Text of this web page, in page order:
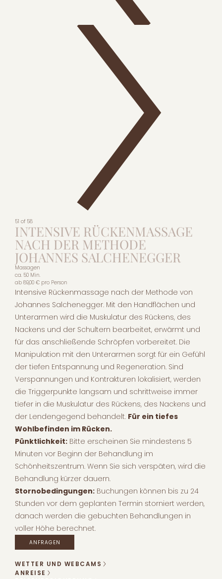
51 of 58
INTENSIVE RÜCKENMASSAGE
NACH DER METHODE
JOHANNES SALCHENEGGER
Massagen
ca. 50 Min.
ab 89,00 € pro Person
Intensive Rückenmassage nach der Methode von
Johannes Salchenegger. Mit den Handflächen und
Unterarmen wird die Muskulatur des Rückens, des
Nackens und der Schultern bearbeitet, erwärmt und
für das anschließende Schröpfen vorbereitet. Die
Manipulation mit den Unterarmen sorgt für ein Gefühl
der tiefen Entspannung und Regeneration. Sind
Verspannungen und Kontrakturen lokalisiert, werden
die Triggerpunkte langsam und schrittweise immer
tiefer in die Muskulatur des Rückens, des Nackens und
der Lendengegend behandelt. Für ein tiefes
Wohlbefinden im Rücken.
Pünktlichkeit: Bitte erscheinen Sie mindestens 5
Minuten vor Beginn der Behandlung im
Schönheitszentrum. Wenn Sie sich verspäten, wird die
Behandlung kürzer dauern.
Stornobedingungen: Buchungen können bis zu 24
Stunden vor dem geplanten Termin storniert werden,
danach werden die gebuchten Behandlungen in
voller Höhe berechnet.
ANFRAGEN
WETTER UND WEBCAMS
ANREISE